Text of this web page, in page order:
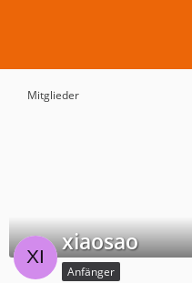
Mitglieder
xiaosao
Anfänger